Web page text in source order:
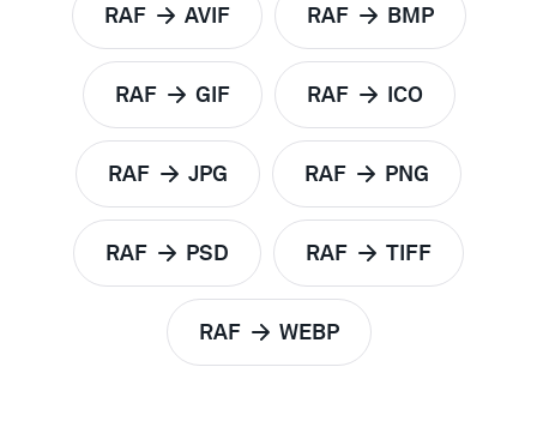
RAF zuAVIF RAF zuBMP
RAF zu GIF RAF zu ICO
RAF zuJPG RAF zuPNG
RAF zuPSD RAF zu TIFF
RAF zuWEBP